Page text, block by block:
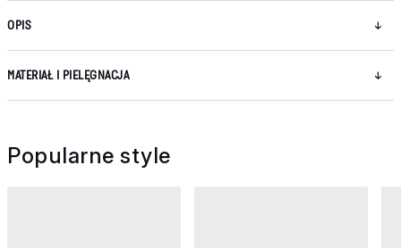
OPIS
MATERIAŁ I PIELĘGNACJA
Popularne style